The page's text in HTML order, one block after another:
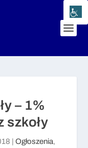
– 1%
szkoły
Ogłoszenia,